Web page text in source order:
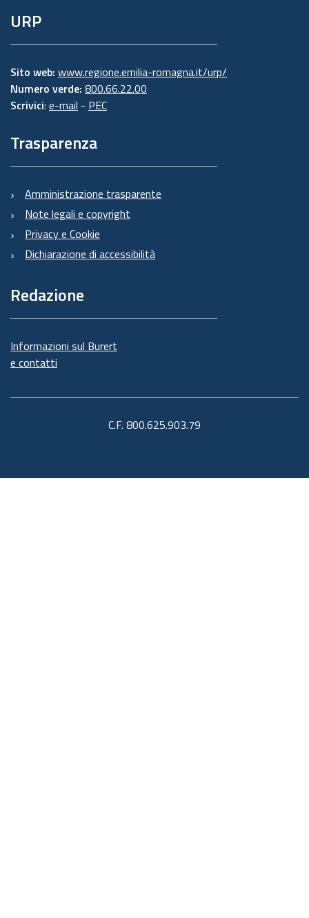
URP
Sito web: www.regione.emilia-romagna.it/urp/
Numero verde: 800.66.22.00
Scrivici: e-mail - PEC
Trasparenza
Amministrazione trasparente
Note legali e copyright
Privacy e Cookie
Dichiarazione di accessibilità
Redazione
Informazioni sul Burert
e contatti
C.F. 800.625.903.79